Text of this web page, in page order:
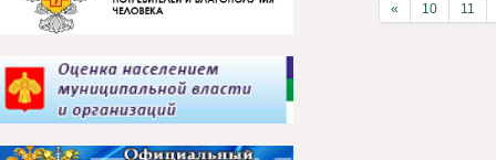
« 10 11